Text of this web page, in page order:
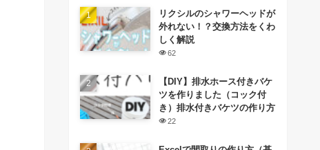
リクシルのシャワーヘッドが
外れない！？交換方法をくわ
しく解説
62
【DIY】排水ホース付きバケ
ツを作りました（コック付
き）排水付きバケツの作り方
22